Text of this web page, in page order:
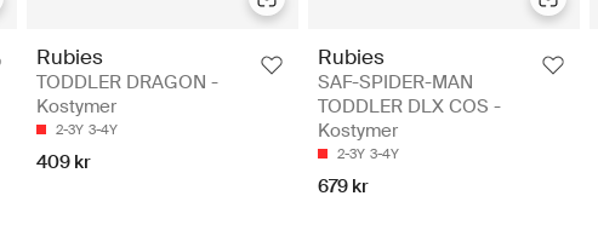
Rubies
TODDLER DRAGON -
Kostymer
2-3Y 3-4Y
409 kr
Rubies
SAF-SPIDER-MAN
TODDLER DLX COS -
Kostymer
2-3Y 3-4Y
679 kr